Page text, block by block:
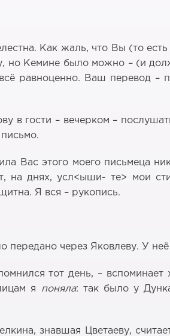
Как жаль, что Вы (то
но Кемине было можно – (и
равноценно. Ваш перевод –
в гости – вечерком –
Вас этого моего письмеца
на днях, усл<ыши- те> мои
Я вся – рукопись.
передано через Яковлеву. У
тот день, –
я поняла: так было у
знавшая Цветаеву,